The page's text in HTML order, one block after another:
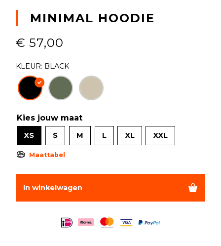
MINIMAL HOODIE
€ 57,00
KLEUR: BLACK
Kies jouw maat
XS S M L XL XXL
Maattabel
In winkelwagen